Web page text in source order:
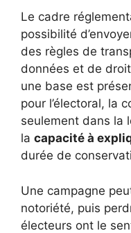
Le cadre
possibilité
des règles de
données et de
une base est
pour l’électoral, la
seulement dans la
la capacité à
durée de
Une campagne
notoriété, puis
électeurs ont le